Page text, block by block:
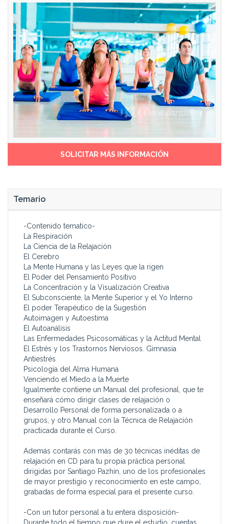
Y con un entrenamiento
correcto puedes enseñar
estas técnicas a otros. Este
curso de relajación y
desarrollo personal te
formará para superar tus
problemas y para ayudar a
otros a superarlos.
-Objetivos y Destinatarios-
En poco tiempo dominarás
todas las técnicas de esta
profesión para mejorar, en
primer lugar, tu calidad de
a las personas que te rodean
a superar sus problemas,
lo que más te gusta.
Este Curso está dirigido a
deseen mejorar su salud de
forma integral, sus relaciones
humanas y su vida en todos
los aspectos.
A las personas que deseen
contribuir al bienestar de la
humanidad, difundiendo y
enseñando los
de estas profesiones la
relajación es básica.
La duración del Curso oscila
entre 6 y 8 meses,
dependiendo de la
dedicación que le preste el
alumno.
-Salidas Profesionales-
Podrás dar clases
particulares, conferencias,
cursos o seminarios; o
colaborar en este área con
centros de salud, de estética,
culturales, centros de
enseñanza, centros sociales,
edad, herbolarios... Se trata,
profesiones con más
mismo las técnicas que
luego transmitirás a los
demás.
SOLICITAR MÁS INFORMACIÓN
Temario
-Contenido tematico-
La Respiración
La Ciencia de la Relajación
El Cerebro
La Mente Humana y las Leyes que la rigen
El Poder del Pensamiento Positivo
La Concentración y la Visualización Creativa
El Subconsciente, la Mente Superior y el Yo Interno
El poder Terapéutico de la Sugestión
Autoimagen y Autoestima
El Autoanálisis
Las Enfermedades Psicosomáticas y la Actitud Mental
El Estrés y los Trastornos Nerviosos. Gimnasia
Antiestrés
Psicología del Alma Humana
Venciendo el Miedo a la Muerte
Igualmente contiene un Manual del profesional, que te
enseñará cómo dirigir clases de relajación o
Desarrollo Personal de forma personalizada o a
grupos, y otro Manual con la Técnica de Relajación
practicada durante el Curso.
Además contarás con más de 30 técnicas inéditas de
relajación en CD para tu propia práctica personal
dirigidas por Santiago Pazhín, uno de los profesionales
de mayor prestigio y reconocimiento en este campo,
grabadas de forma especial para el presente curso.
-Con un tutor personal a tu entera disposición-